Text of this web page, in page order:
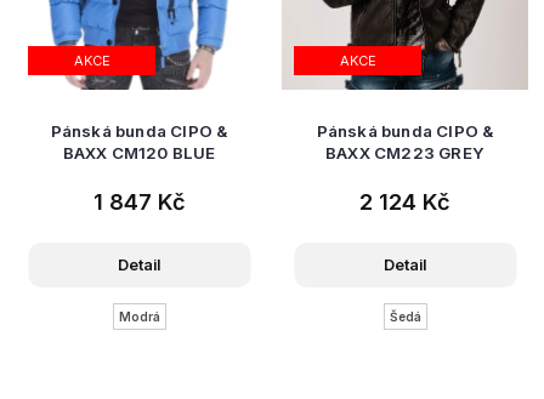
AKCE
Pánská bunda CIPO &
BAXX CM120 BLUE
1 847 Kč
Detail
Modrá
AKCE
Pánská bunda CIPO &
BAXX CM223 GREY
2 124 Kč
Detail
Šedá